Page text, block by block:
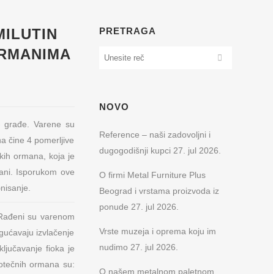
građe. Varene su
čine 4 pomerljive
ormana, koja je
Isporukom ove
su varenom
izvlačenje
fioka je
ormana su:
PRETRAGA
NOVO
Reference – naši zadovoljni i
dugogodišnji kupci 27. jul 2026.
O firmi Metal Furniture Plus
Beograd i vrstama proizvoda iz
ponude 27. jul 2026.
Vrste muzeja i oprema koju im
nudimo 27. jul 2026.
O našem metalnom paletnom